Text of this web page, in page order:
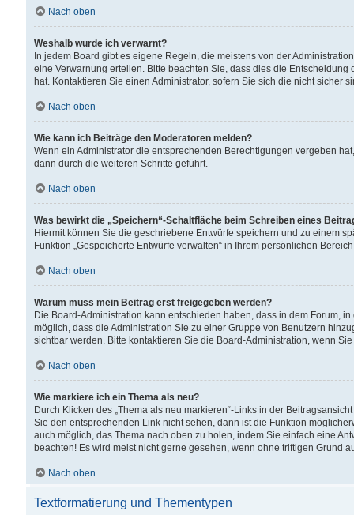
Nach oben
Weshalb wurde ich verwarnt?
In jedem Board gibt es eigene Regeln, die meistens von der
eine Verwarnung erteilen. Bitte beachten Sie, dass dies die
hat. Kontaktieren Sie einen Administrator, sofern Sie sich die nicht sicher
Nach oben
Wie kann ich Beiträge den Moderatoren melden?
Wenn ein Administrator die entsprechenden Berechtigungen vergeben
dann durch die weiteren Schritte geführt.
Nach oben
Was bewirkt die „Speichern“-Schaltfläche beim Schreiben eines
Hiermit können Sie die geschriebene Entwürfe speichern und zu einem
Funktion „Gespeicherte Entwürfe verwalten“ in Ihrem persönlichen
Nach oben
Warum muss mein Beitrag erst freigegeben werden?
Die Board-Administration kann entschieden haben, dass in dem Forum,
möglich, dass die Administration Sie zu einer Gruppe von Benutzern
sichtbar werden. Bitte kontaktieren Sie die Board-Administration, wenn
Nach oben
Wie markiere ich ein Thema als neu?
Durch Klicken des „Thema als neu markieren“-Links in der
Sie den entsprechenden Link nicht sehen, dann ist die Funktion
auch möglich, das Thema nach oben zu holen, indem Sie einfach eine
beachten! Es wird meist nicht gerne gesehen, wenn ohne triftigen Grund
Nach oben
Textformatierung und Thementypen